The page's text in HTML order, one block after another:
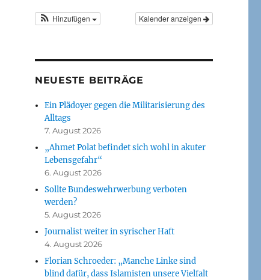
Kalender anzeigen
Hinzufügen
NEUESTE BEITRÄGE
Ein Plädoyer gegen die Militarisierung des
Alltags
7. August 2026
„Ahmet Polat befindet sich wohl in akuter
Lebensgefahr“
6. August 2026
Sollte Bundeswehrwerbung verboten
werden?
5. August 2026
Journalist weiter in syrischer Haft
4. August 2026
Florian Schroeder: „Manche Linke sind
blind dafür, dass Islamisten unsere Vielfalt